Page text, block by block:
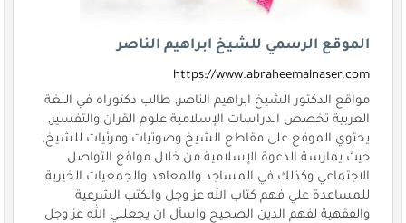
الموقع الرسمي للشيخ ابراهيم الناصر
https://www.abraheemalnaser.com
مواقع الدكتور الشيخ ابراهيم الناصر, طالب دكتوراه في اللغة
العربية تخصص الدراسات الإسلامية علوم القران والتفسير,
يحتوي الموقع على مقاطع الشيخ وصوتيات ومرئيات للشيخ,
حيث يمارسة الدعوة الإسلامية من خلال مواقع التواصل
الاجتماعي وكذلك في المساجد والمعاهد والجمعيات الخيرية
للمساعدة علي فهم كتاب الله عز وجل والكتب الشرعية
والفقهية لفهم الدين الصحيح واسأل ان يجعلني الله عز وجل